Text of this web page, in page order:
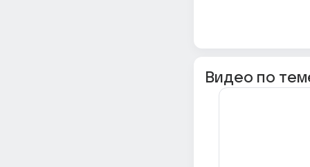
Видео по